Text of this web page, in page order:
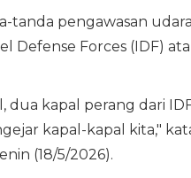
tanda pengawasan
Defense Forces (IDF)
dua kapal perang dari
kapal-kapal kita,"
(18/5/2026).